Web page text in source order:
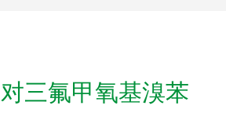
对三氟甲氧基溴苯